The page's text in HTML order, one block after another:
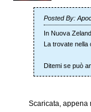
Posted By:
In Nuova
La trovate nella
Ditemi se può
Scaricata, appena